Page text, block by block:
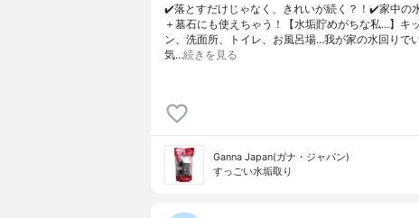
✔️落とすだけじゃなく、きれいが続く？！✔️家中の
＋墓石にも使えちゃう！【水垢貯めがちな私…】キ
ン、洗面所、トイレ、お風呂場…我が家の水回りで
気…続きを見る
Ganna Japan(ガナ・ジャパン)
すっごい水垢取り